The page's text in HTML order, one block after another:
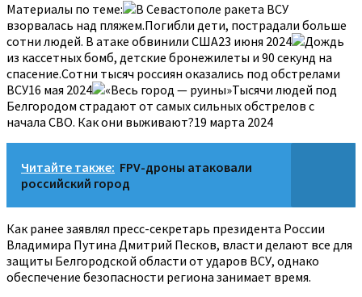
Материалы по теме:
В Севастополе ракета ВСУ
взорвалась над пляжем.Погибли дети, пострадали больше
сотни людей. В атаке обвинили США23 июня 2024
Дождь
из кассетных бомб, детские бронежилеты и 90 секунд на
спасение.Сотни тысяч россиян оказались под обстрелами
ВСУ16 мая 2024
«Весь город — руины»Тысячи людей под
Белгородом страдают от самых сильных обстрелов с
начала СВО. Как они выживают?19 марта 2024
Читайте также: FPV-дроны атаковали
российский город
Как ранее заявлял пресс-секретарь президента России
Владимира Путина Дмитрий Песков, власти делают все для
защиты Белгородской области от ударов ВСУ, однако
обеспечение безопасности региона занимает время.